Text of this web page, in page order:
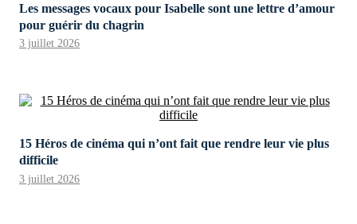
Les messages vocaux pour Isabelle sont une lettre d’amour
pour guérir du chagrin
3 juillet 2026
15 Héros de cinéma qui n’ont fait que rendre leur vie plus
difficile
3 juillet 2026